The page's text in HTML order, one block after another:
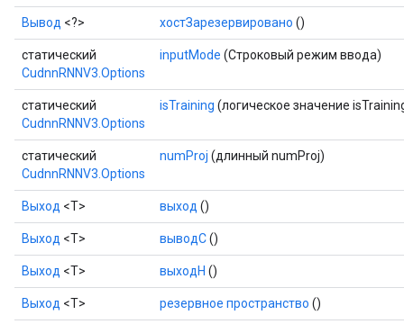
Вывод <?> хостЗарезервировано ()
статический
CudnnRNNV3.Options
inputMode (Строковый режим ввода)
статический
CudnnRNNV3.Options
isTraining (логическое значение
статический
CudnnRNNV3.Options
numProj (длинный numProj)
Выход <Т> выход ()
Выход <Т> выводC()
Выход <Т> выходH ()
Выход <Т> резервное пространство ()